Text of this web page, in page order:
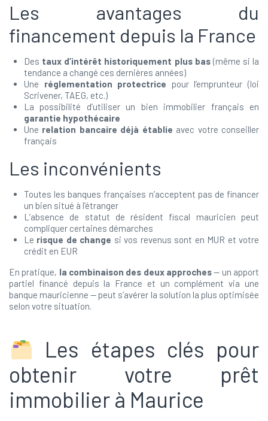
Les avantages du
financement depuis la France
Des taux d’intérêt historiquement plus bas(même si la
tendance a changé ces dernières années)
Une réglementation protectrice pour l’emprunteur (loi
Scrivener, TAEG, etc.)
La possibilité d’utiliser un bien immobilier français en
garantie hypothécaire
Une relation bancaire déjà établie avec votre conseiller
français
Les inconvénients
Toutes les banques françaises n’acceptent pas de financer
un bien situé à l’étranger
L’absence de statut de résident fiscal mauricien peut
compliquer certaines démarches
Le risque de change si vos revenus sont en MUR et votre
crédit en EUR
En pratique, la combinaison des deux approches— un apport
partiel financé depuis la France et un complément via une
banque mauricienne — peut s’avérer la solution la plus optimisée
selon votre situation.
Les étapes clés pour
obtenir votre prêt
immobilier à Maurice